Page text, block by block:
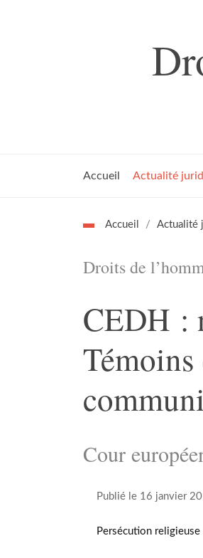
Accueil Actualité
Accueil Actualité
Droits de
CEDH :
Témoins
Cour
Publié le 16 janvier
Persécution religieuse